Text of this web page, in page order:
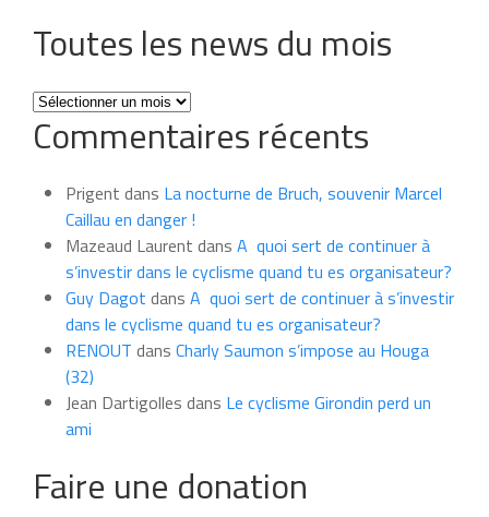
Toutes les news du mois
Toutes
les
news
mois
Commentaires récents
Prigent dans La nocturne de Bruch, souvenir Marcel
Caillau en danger !
Mazeaud Laurent dans A quoi sert de continuer à
s’investir dans le cyclisme quand tu es organisateur?
Guy Dagot dans A quoi sert de continuer à s’investir
dans le cyclisme quand tu es organisateur?
RENOUT dans Charly Saumon s’impose au Houga
(32)
Jean Dartigolles dans Le cyclisme Girondin perd un
ami
Faire une donation